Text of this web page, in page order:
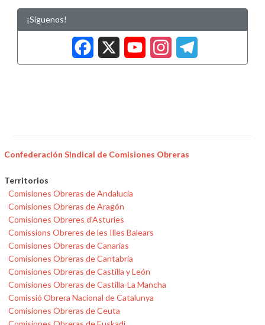
¡Síguenos!
Facebook
X
Confederación Sindical de Comisiones Obreras
Territorios
Comisiones Obreras de Andalucía
Comisiones Obreras de Aragón
Comisiones Obreres d'Asturies
Comissions Obreres de les Illes Balears
Comisiones Obreras de Canarias
Comisiones Obreras de Cantabria
Comisiones Obreras de Castilla y León
Comisiones Obreras de Castilla-La Mancha
Comissió Obrera Nacional de Catalunya
Comisiones Obreras de Ceuta